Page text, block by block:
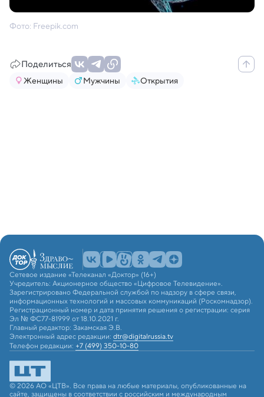
Фото: Freepik.com
Поделиться
Женщины Мужчины Открытия
Сетевое издание «Телеканал «Доктор» (16+)
Учредитель: Акционерное общество «Цифровое Телевидение».
Зарегистрировано Федеральной службой по надзору в сфере связи,
информационных технологий и массовых коммуникаций (Роскомнадзор).
Регистрационный номер и дата принятия решения о регистрации: серия
Эл № ФС77-81999 от 18.10.2021 г.
Главный редактор: Закамская Э.В.
Электронный адрес редакции: dtr@digitalrussia.tv
Телефон редакции: +7 (499) 350-10-80
© 2026 АО «ЦТВ». Все права на любые материалы, опубликованные на
сайте, защищены в соответствии с российским и международным